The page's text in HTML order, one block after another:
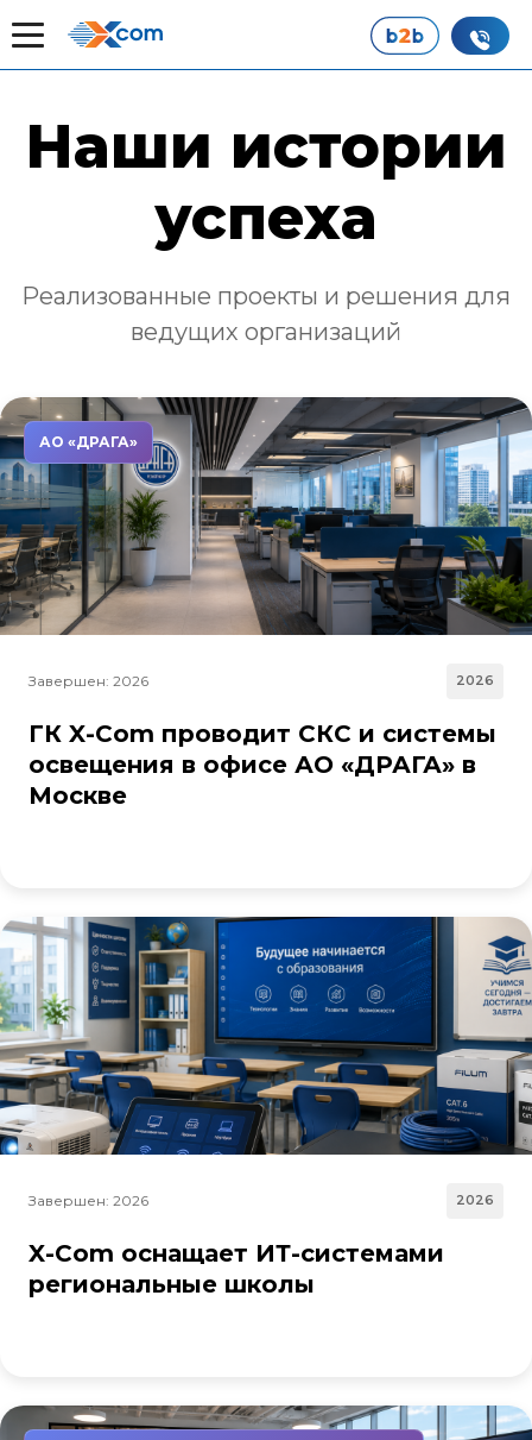
Главная Наши истории успеха
Наши истории
успеха
Реализованные проекты и решения для
ведущих организаций
АО «ДРАГА»
Завершен: 2026 2026
ГК X-Com проводит СКС и системы
освещения в офисе АО «ДРАГА» в
Москве
Завершен: 2026 2026
X-Com оснащает ИТ-системами
региональные школы